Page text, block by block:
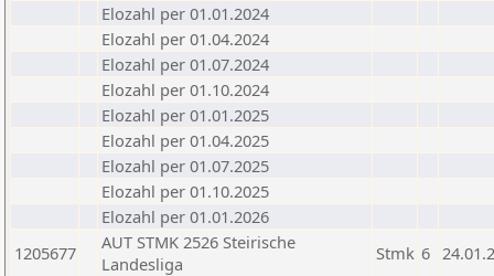
Elozahl per 01.01.2024
Elozahl per 01.04.2024
Elozahl per 01.07.2024
Elozahl per 01.10.2024
Elozahl per 01.01.2025
Elozahl per 01.04.2025
Elozahl per 01.07.2025
Elozahl per 01.10.2025
Elozahl per 01.01.2026
1205677
AUT STMK 2526 Steirische
Landesliga
Stmk 6